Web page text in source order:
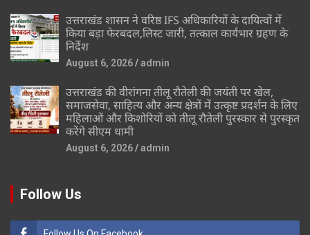
उत्तराखंड शासन ने वरिष्ठ IFS अधिकारियों के दायित्वों में
किया बड़ा फेरबदल,लिस्ट जारी, तत्काल कार्यभार ग्रहण के
निर्देश
August 6, 2026 admin
उत्तराखंड की वीरांगना तीलू रौतेली की जयंती पर खेल,
समाजसेवा, साहित्य और अन्य क्षेत्रों में उत्कृष्ट प्रदर्शन के लिए
महिलाओं और किशोरियों को तीलू रौतेली पुरस्कार से पुरस्कृत
करेंगे सीएम धामी
August 6, 2026 admin
Follow Us